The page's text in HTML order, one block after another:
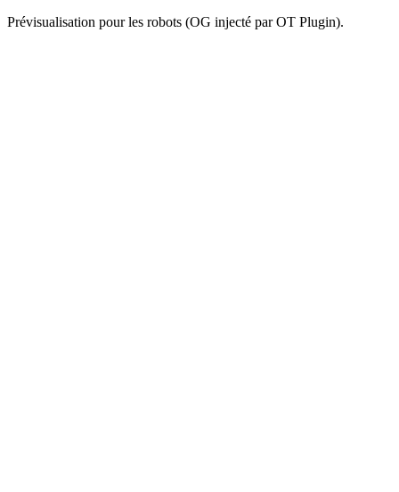
Prévisualisation pour les robots (OG injecté par OT Plugin).